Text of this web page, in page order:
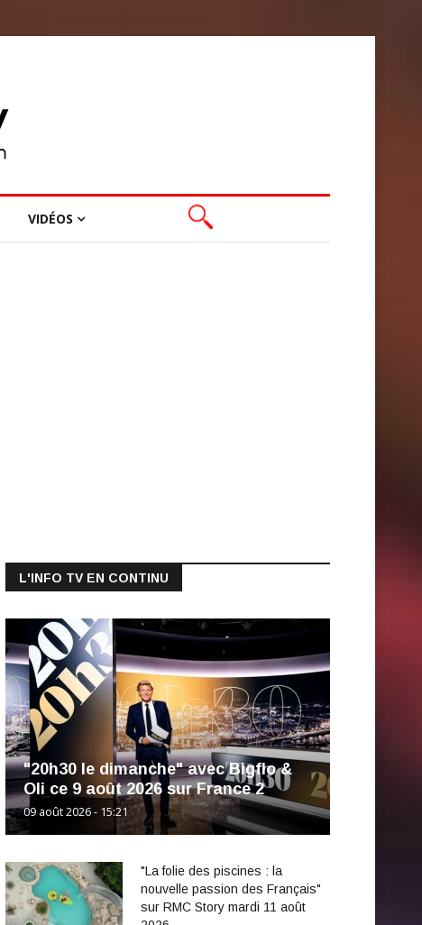
VIDÉOS
L'INFO TV EN CONTINU
"20h30 le dimanche" avec Bigflo &
Oli ce 9 août 2026 sur France 2
09 août 2026 - 15:21
"La folie des piscines : la
nouvelle passion des Français"
sur RMC Story mardi 11 août